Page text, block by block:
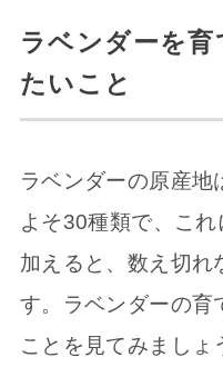
ラベンダーを育
たいこと
ラベンダーの原産地
よそ30種類で、こ
加えると、数え切れ
す。ラベンダーの育
ことを見てみましょ